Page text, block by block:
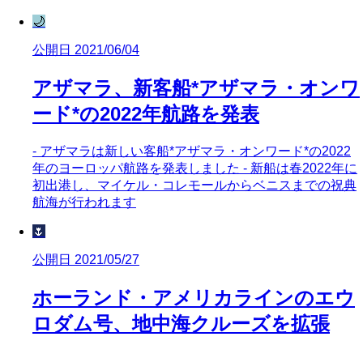
🌙
公開日 2021/06/04
アザマラ、新客船*アザマラ・オンワ
ード*の2022年航路を発表
- アザマラは新しい客船*アザマラ・オンワード*の2022
年のヨーロッパ航路を発表しました - 新船は春2022年に
初出港し、マイケル・コレモールからベニスまでの祝典
航海が行われます
🌷
公開日 2021/05/27
ホーランド・アメリカラインのエウ
ロダム号、地中海クルーズを拡張